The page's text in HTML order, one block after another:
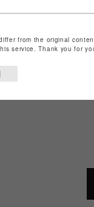
from the original
service. Thank you for